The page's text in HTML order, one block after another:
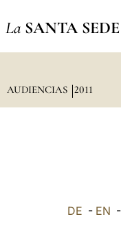
La SANTA SEDE
AUDIENCIAS 2011
DE - EN -